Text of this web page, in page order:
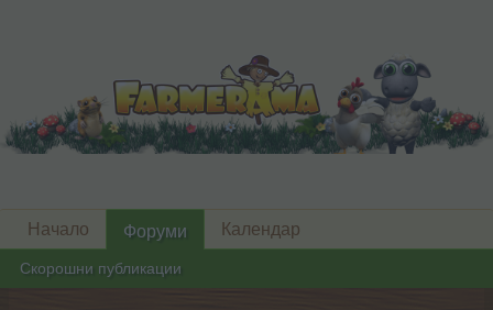
Начало Форуми
Скорошни публикации
Календар